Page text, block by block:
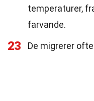
temperaturer,
farvande.
23 De migrerer